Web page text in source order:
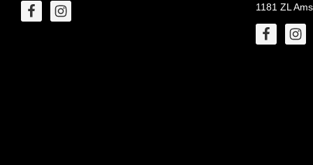
1181 ZL